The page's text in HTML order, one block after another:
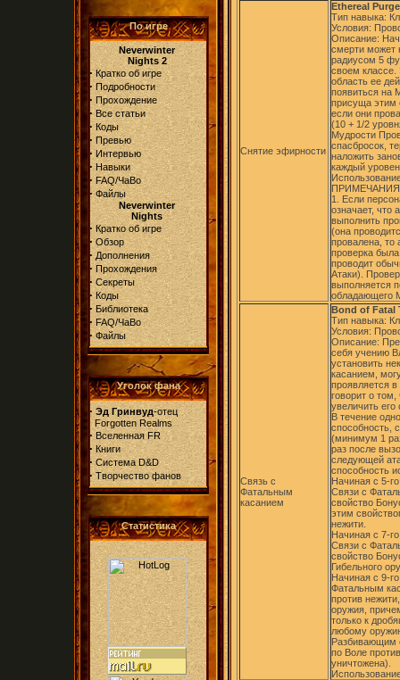
По игре
Neverwinter
Nights 2
· Кратко об игре
· Подробности
· Прохождение
· Все статьи
· Коды
· Превью
· Интервью
· Навыки
· FAQ/ЧаВо
· Файлы
Neverwinter
Nights
· Кратко об игре
· Обзор
· Дополнения
· Прохождения
· Секреты
· Коды
· Библиотека
· FAQ/ЧаВо
· Файлы
Уголок фана
· Эд Гринвуд-отец
Forgotten Realms
· Вселенная FR
· Книги
· Система D&D
· Творчество фанов
Статистика
Снятие эфирности
Ethereal Purge
Тип навыка:
Условия:
Описание:
смерти может
радиусом 5
своем классе.
область ее
появиться на
присуща этим
если они
(10 + 1/2
Мудрости
спасбросок,
наложить
каждый
1. Если
означает, что
выполнить
(она
провалена, то
проверка
проводит
Атаки).
выполняется
обладающего
Связь с
Фатальным
касанием
Bond of Fatal
Тип навыка:
Условия:
Описание:
себя учению
установить
касанием,
проявляется
говорит о
увеличить его
В течение
способность,
(минимум 1
раз после
следующей
способность
Начиная с 5-
Связи с
свойство
этим
нежити.
Начиная с 7-
Связи с
свойство
Гибельного
Начиная с 9-
Фатальным
против
оружия,
только к
любому
Разбивающим
по Воле
уничтожена).